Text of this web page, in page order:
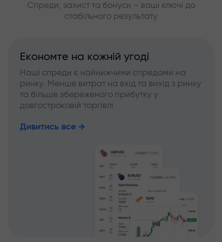
Спреди, захист та бонуси – ваші ключі до
стабільного результату
Економте на кожній угоді
Наші спреди є найнижчими спредами на
ринку. Менше витрат на вхід та вихід з ринку
та більше збереженого прибутку у
довгостроковій торгівлі
Дивитись все